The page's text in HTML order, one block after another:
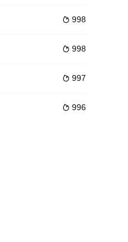
陌生帅哥，打算说服她卖掉他们的
 998
 998
 997
 996